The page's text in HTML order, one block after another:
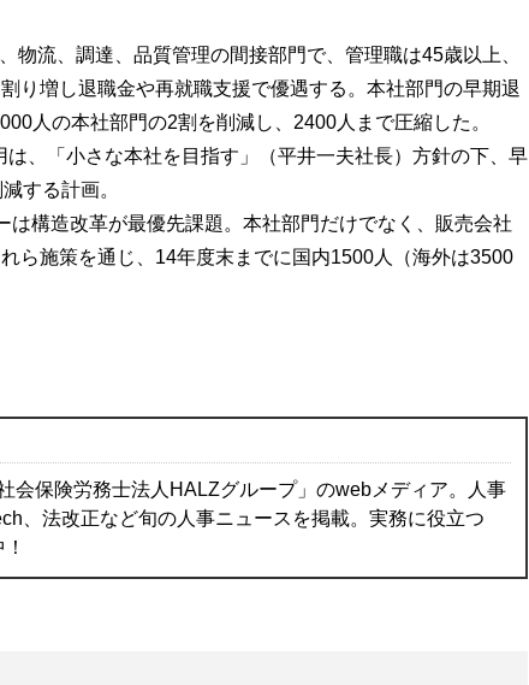
物流、調達、品質管理の間接部門で、管理職は45歳以上、
り増し退職金や再就職支援で優遇する。本社部門の早期退
人の本社部門の2割を削減し、2400人まで圧縮した。
、「小さな本社を目指す」（平井一夫社長）方針の下、早
する計画。
構造改革が最優先課題。本社部門だけでなく、販売会社
ら施策を通じ、14年度末までに国内1500人（海外は3500
会保険労務士法人HALZグループ」のwebメディア。人事
、法改正など旬の人事ニュースを掲載。実務に役立つ